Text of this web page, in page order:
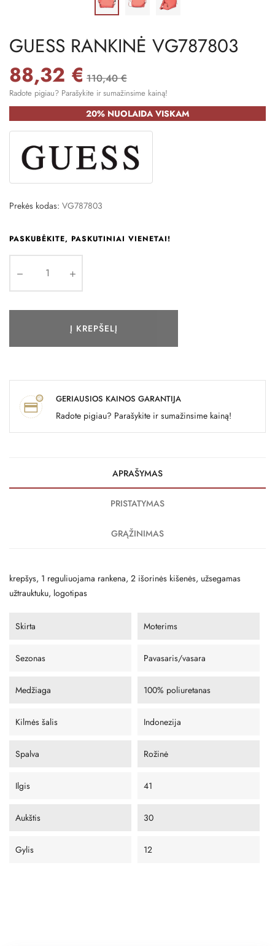
GUESS RANKINĖ VG787803
88,32 € 110,40 €
Radote pigiau? Parašykite ir sumažinsime kainą!
20% NUOLAIDA VISKAM
Prekės kodas: VG787803
PASKUBĖKITE, PASKUTINIAI VIENETAI!
Į KREPŠELĮ
GERIAUSIOS KAINOS GARANTIJA
Radote pigiau? Parašykite ir sumažinsime kainą!
APRAŠYMAS
PRISTATYMAS
GRĄŽINIMAS
krepšys, 1 reguliuojama rankena, 2 išorinės kišenės, užsegamas
užtrauktuku, logotipas
Skirta Moterims
Sezonas Pavasaris/vasara
Medžiaga 100% poliuretanas
Kilmės šalis Indonezija
Spalva Rožinė
Ilgis 41
Aukštis 30
Gylis 12